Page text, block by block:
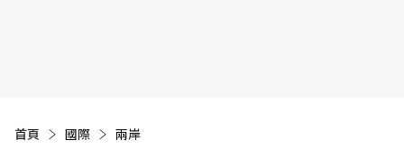
首頁 國際 兩岸